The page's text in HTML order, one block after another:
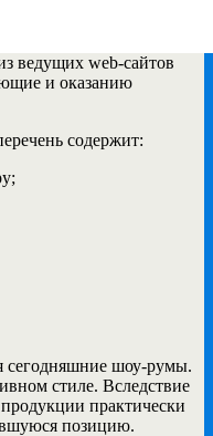
ведущих web-сайтов
и оказанию
содержит:
сегодняшние шоу-румы.
стиле. Вследствие
практически
позицию.